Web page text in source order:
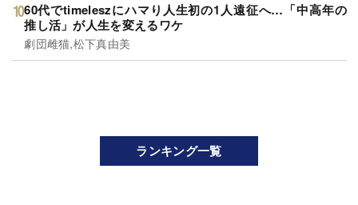
60代でtimeleszにハマり人生初の1人遠征へ…「中高年の
推し活」が人生を変えるワケ
劇団雌猫,松下真由美
ランキング一覧